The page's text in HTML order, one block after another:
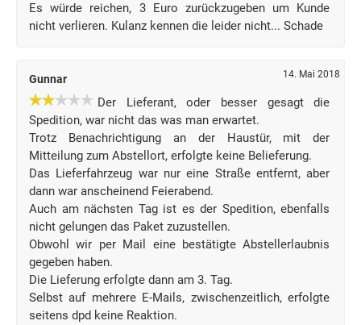
Es würde reichen, 3 Euro zurückzugeben um Kunde
nicht verlieren. Kulanz kennen die leider nicht... Schade
Gunnar 14. Mai 2018
Der Lieferant, oder besser gesagt die
Spedition, war nicht das was man erwartet.
Trotz Benachrichtigung an der Haustür, mit der
Mitteilung zum Abstellort, erfolgte keine Belieferung.
Das Lieferfahrzeug war nur eine Straße entfernt, aber
dann war anscheinend Feierabend.
Auch am nächsten Tag ist es der Spedition, ebenfalls
nicht gelungen das Paket zuzustellen.
Obwohl wir per Mail eine bestätigte Abstellerlaubnis
gegeben haben.
Die Lieferung erfolgte dann am 3. Tag.
Selbst auf mehrere E-Mails, zwischenzeitlich, erfolgte
seitens dpd keine Reaktion.